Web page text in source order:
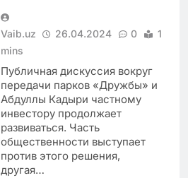
Vaib.uz 26.04.2024 0
1
mins
Публичная дискуссия вокруг
передачи парков «Дружбы» и
Абдуллы Кадыри частному
инвестору продолжает
развиваться. Часть
общественности выступает
против этого решения,
другая…